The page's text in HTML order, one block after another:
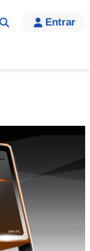
Entrar